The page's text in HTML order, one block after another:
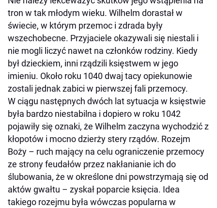
tron w tak młodym wieku. Wilhelm dorastał w
świecie, w którym przemoc i zdrada były
wszechobecne. Przyjaciele okazywali się niestali i
nie mogli liczyć nawet na członków rodziny. Kiedy
był dzieckiem, inni rządzili księstwem w jego
imieniu. Około roku 1040 dwaj tacy opiekunowie
zostali jednak zabici w pierwszej fali przemocy.
W ciągu następnych dwóch lat sytuacja w księstwie
była bardzo niestabilna i dopiero w roku 1042
pojawiły się oznaki, że Wilhelm zaczyna wychodzić z
kłopotów i mocno dzierży stery rządów. Rozejm
Boży – ruch mający na celu ograniczenie przemocy
ze strony feudałów przez nakłanianie ich do
ślubowania, że w określone dni powstrzymają się od
aktów gwałtu – zyskał poparcie księcia. Idea
takiego rozejmu była wówczas popularna w